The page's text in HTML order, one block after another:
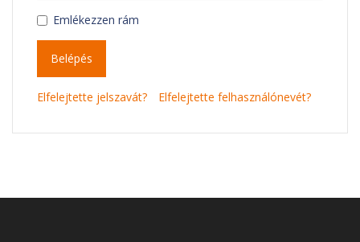
Emlékezzen rám
Belépés
Elfelejtette jelszavát? Elfelejtette felhasználónevét?